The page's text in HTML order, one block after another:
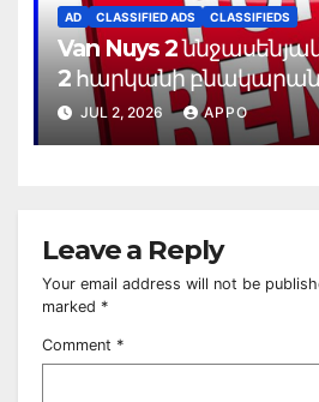
AD CLASSIFIED ADS CLASSIFIEDS
Van Nuys 2
2 հարկանի
JUL 2, 2026 APPO
Leave a Reply
Your email address will not be
marked *
Comment *